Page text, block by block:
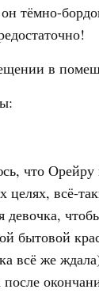
тёмно-
в
что
целях, всё-
девочка,
бытовой
всё же
после